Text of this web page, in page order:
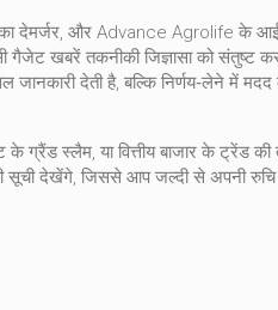
का देमर्जर, और Advance Agrolife के
खबरें तकनीकी जिज्ञासा को संतुष्ट
जानकारी देती है, बल्कि निर्णय‑लेने में
स्लैम, या वित्तीय बाजार के ट्रेंड
सूची देखेंगे, जिससे आप जल्दी से अपनी